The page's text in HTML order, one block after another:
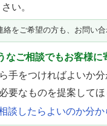
さい。
絡をご希望の方も、お問い
なご相談でもお客様
手をつければよいか
要なものを提案してほ
談したらよいのか分